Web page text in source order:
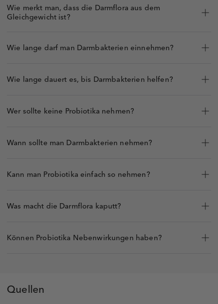
Wie merkt man, dass die Darmflora aus dem
Gleichgewicht ist?
Wie lange darf man Darmbakterien einnehmen?
Wie lange dauert es, bis Darmbakterien helfen?
Wer sollte keine Probiotika nehmen?
Wann sollte man Darmbakterien nehmen?
Kann man Probiotika einfach so nehmen?
Was macht die Darmflora kaputt?
Können Probiotika Nebenwirkungen haben?
Quellen